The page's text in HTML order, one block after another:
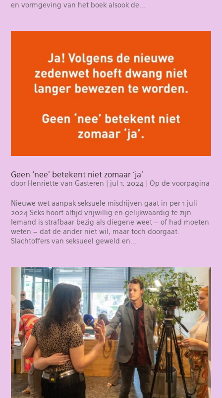
en vormgeving van het boek alsook de...
Geen ‘nee’ betekent niet zomaar ‘ja’
door Henriëtte van Gasteren jul 1, 2024 |Op de voorpagina
Nieuwe wet aanpak seksuele misdrijven gaat in per 1 juli
2024 Seks hoort altijd vrijwillig en gelijkwaardig te zijn.
Iemand is strafbaar bezig als diegene weet – of had moeten
weten – dat de ander niet wil, maar toch doorgaat.
Slachtoffers van seksueel geweld en...